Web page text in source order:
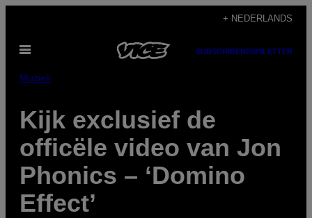
de
inhoud
+ NEDERLANDS
Open
SUBSCRIBENEWSLETTER
Muziek
Kijk exclusief de
officële video van Jon
Phonics – ‘Domino
Effect’